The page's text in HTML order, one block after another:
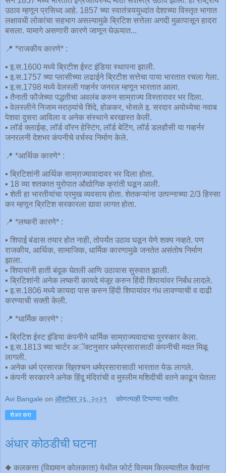
उठाव म्हणून प्रसिध्द आहे. 1857 च्या स्वातंत्र्ययुध्दांत देशाच्या विस्तृत भागात
लक्षावधी लोकांचा सहभाग असल्यामुळे ब्रिटिश सत्तेला अगदी मुळापासून हादरा
बसला. यामागे असणारी कारणे जाणून घेऊयात...
📍 *राजकीय कारणे* :
▪ इ.स.1600 मध्ये ब्रिटीश ईस्ट इंडिया स्थापना झाली.
▪ इ.स.1757 च्या प्लासीच्या लढाईने ब्रिटीश सत्तेचा पाया भारतात रचला गेला.
▪ इ.स.1798 मध्ये वेलस्ली गव्हर्नर जनरल म्हणून भारतात आला.
▪ तैनाती फौजेच्या पद्धतीचा अवलंब करुन साम्राज्य विस्तारावर भर दिला.
▪ वेलस्लीने निजाम मराठ्यांचे शिंदे, होळकर, भोसले इ. सरदार अयोध्येचा नवाब
पेशवा दुसरा आविला व अनेक संस्थाने बरखास्त केली.
▪ लॉर्ड क्लाईव्ह, लॉर्ड वॉरन हेस्टिंग, लॉर्ड बेटिंग, लॉर्ड डलहौसी या गव्हर्नर
जनरलनी देशभर कंपनीचे वर्चस्व निर्माण केले.
📍 *आर्थिक कारणे* :
▪ ब्रिटिशांनी आर्थिक साम्राज्यावादावर भर दिला होता.
▪ 18 व्या शतकात युरोपात औद्योगिक क्रांती घडून आली.
▪ शेती हा भारतीयांचा प्रमुख व्यवसाय होता. शेतकऱ्यांना उत्पन्नाच्या 2/3 हिस्सा
कर म्हणून ब्रिटिश सरकारला द्यावा लागत होता.
📍 *लष्करी कारणे* :
▪ शिपाई बंडास तयार होत नाही, तोपर्यंत उठाव घडून येणे शक्य नव्हते. पण
राजकीय, आर्थिक, सामाजिक, धार्मिक कारणामुळे जनतेत असंतोष निर्माण
झाला.
▪ शिपायांनी हाती बंदूक घेतली आणि उठावास सुरुवात झाली.
▪ ब्रिटिशांनी अनेक लष्करी कायदे मंजूर करुन हिंदी शिपायांवर निर्बंध लादले.
▪ इ.स.1806 मध्ये कायदा पास करुन हिंदी शिपायांवर गंध लावण्याची व दाढी
करण्याची सक्ती केली.
📍 *धार्मिक कारणे* :
▪ ब्रिटिश ईस्ट इंडिया कंपनीने धार्मिक साम्राज्यवादाचा पुरस्कार केला.
▪ इ.स.1813 च्या चार्टर अॅक्टनुसार धर्मप्रसारासाठी कंपनीची मदत मिळू
लागली.
▪ अनेक धर्म प्रसारक ख्रिश्चन धर्मप्रसारासाठी भारतात येऊ लागले.
▪ कंपनी सरकारने अनेक हिंदू मंदिरांची व मुस्लीम मशिदीची वतने काढून घेतला
Avi Bangale on ऑक्टोबर २६, २०२१ कोणत्याही टिप्पण्‍या नाहीत:
शेअर करा
अंधार कोठडीची घटना
◆ कलकत्ता (विद्यमान कोलकाता) येथील फोर्ट विल्यम किल्ल्यातील कैद्यांना